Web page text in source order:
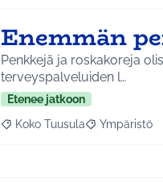
Enemmän
Penkkejä ja roskakoreja
terveyspalveluiden l…
Etenee jatkoon
Rajaa tulokset aihepiirin
Koko Tuusula Rajaa
Ympäristö